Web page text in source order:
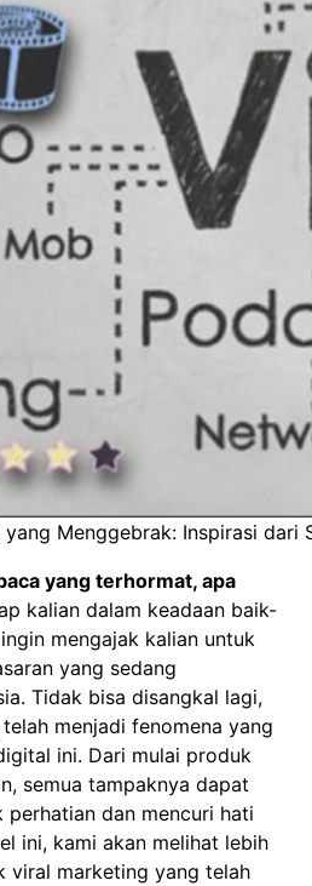
Menggebrak: Inspirasi
yang terhormat, apa
kalian dalam keadaan baik-
mengajak kalian untuk
yang sedang
Tidak bisa disangkal lagi,
menjadi fenomena yang
ini. Dari mulai produk
semua tampaknya dapat
perhatian dan mencuri hati
ini, kami akan melihat lebih
viral marketing yang telah